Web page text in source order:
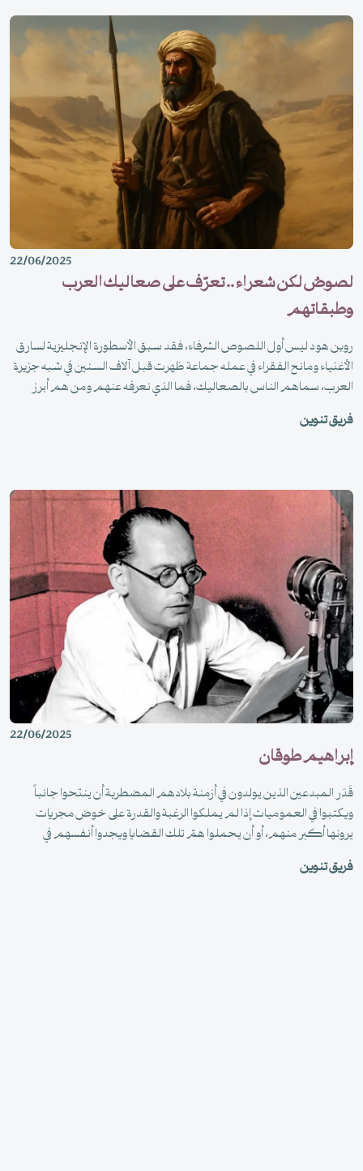
22/06/2025
لصوصٌ لكن شعراء .. تعرّف على صعاليك العرب
وطبقاتهم
روبن هود ليس أول اللصوص الشرفاء، فقد سبق الأسطورة الإنجليزية لسارق
الأغنياء ومانح الفقراء في عمله جماعة ظهرت قبل آلاف السنين في شبه جزيرة
العرب، سماهم الناس بالصعاليك، فما الذي نعرفه عنهم ومن هم أبرز
فريق تنوين
22/06/2025
إبراهيم طوقان
قَدَر المبدعين الذين يولدون في أزمنة بلادهم المضطربة أن ينتحوا جانباً
ويكتبوا في العموميات إذا لم يملكوا الرغبة والقدرة على خوض مجريات
يرونها أكبر منهم، أو أن يحملوا همّ تلك القضايا ويجدوا أنفسهم في
خضم الأحداث مستغلين إبداعهم للتأريخ والتوثيق وإشعال الهمم وفضح
المتورطين.
فريق تنوين